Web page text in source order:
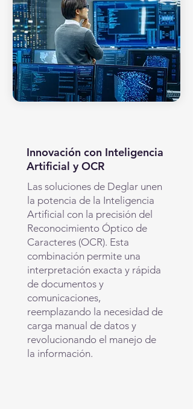
Innovación con Inteligencia
Artificial y OCR
Las soluciones de Deglar unen
la potencia de la Inteligencia
Artificial con la precisión del
Reconocimiento Óptico de
Caracteres (OCR). Esta
combinación permite una
interpretación exacta y rápida
de documentos y
comunicaciones,
reemplazando la necesidad de
carga manual de datos y
revolucionando el manejo de
la información.